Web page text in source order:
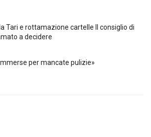
Tari e rottamazione cartelle Il consiglio di
a decidere
per mancate pulizie»